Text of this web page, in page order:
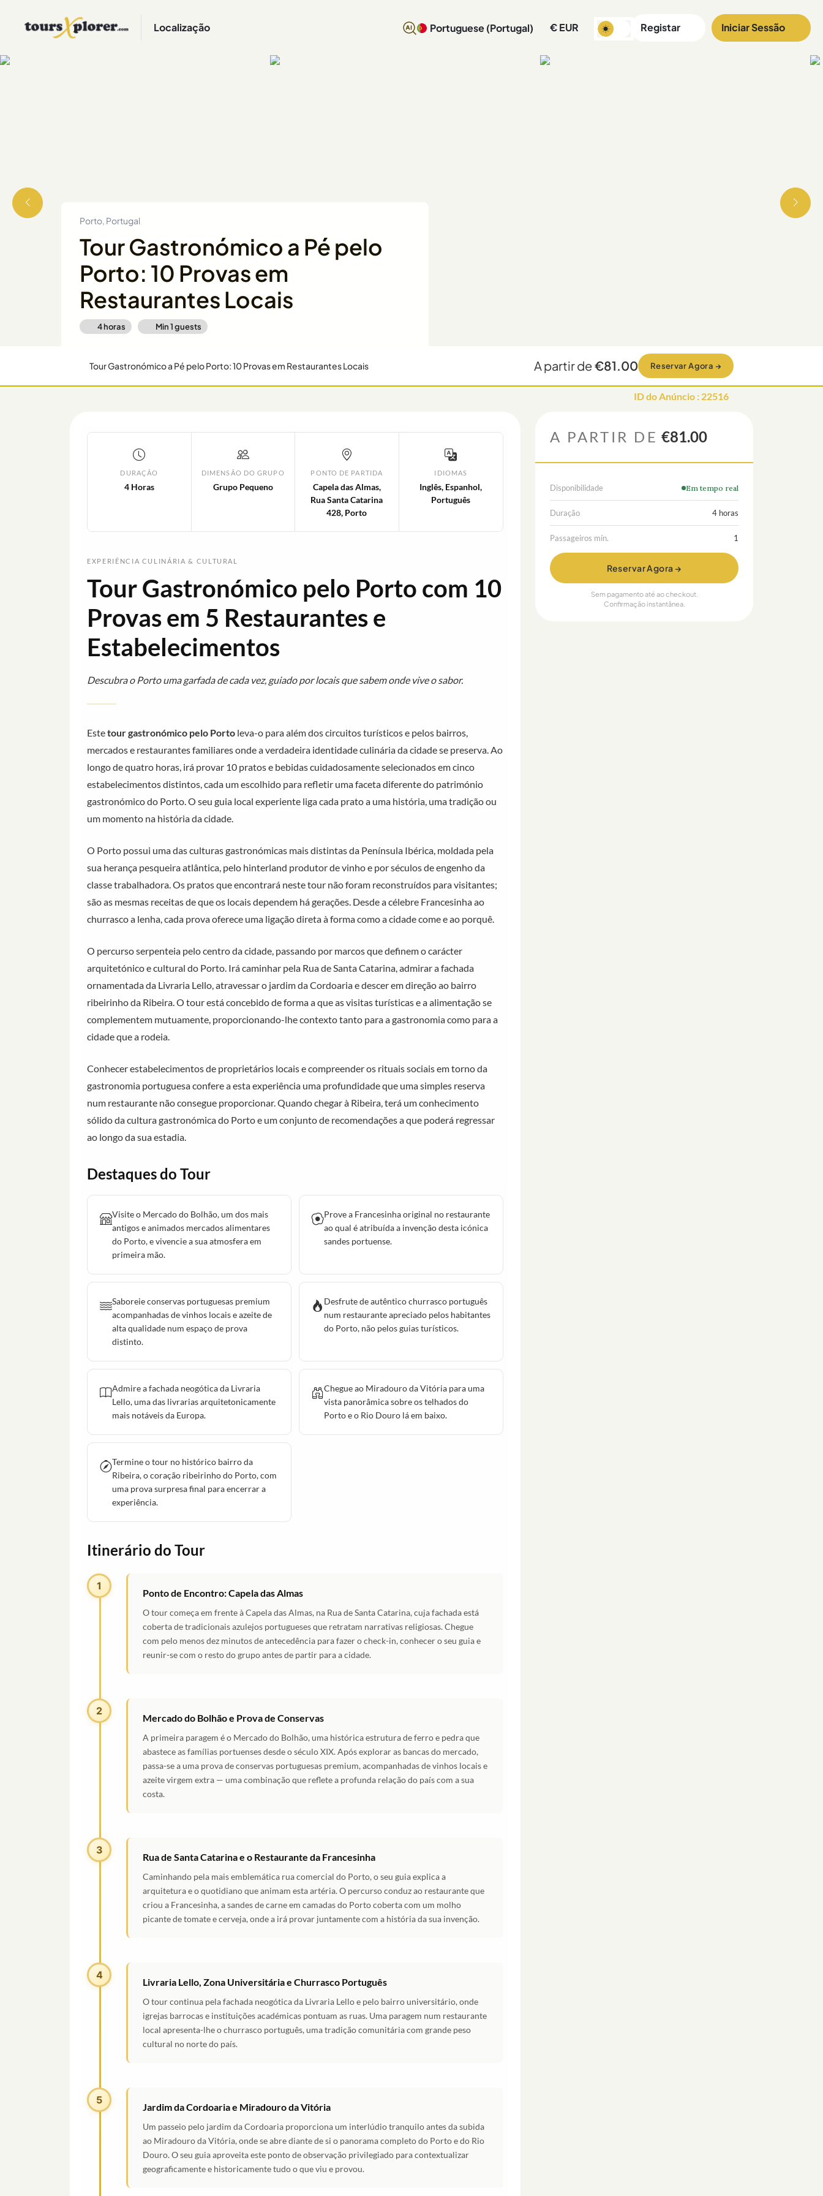
Localização Portuguese (Portugal) € EUR Registar Iniciar Sessão
Porto, Portugal
Tour Gastronómico a Pé pelo
Porto: 10 Provas em
Restaurantes Locais
4 horas Min1guests
Tour Gastronómico a Pé pelo Porto: 10 Provas em Restaurantes Locais A partir de€81.00 Reservar Agora →
ID do Anúncio : 22516
DURAÇÃO
4 Horas
DIMENSÃO DO GRUPO
Grupo Pequeno
PONTO DE PARTIDA
Capela das Almas,
Rua Santa Catarina
428, Porto
IDIOMAS
Inglês, Espanhol,
Português
EXPERIÊNCIA CULINÁRIA & CULTURAL
Tour Gastronómico pelo Porto com 10
Provas em 5 Restaurantes e
Estabelecimentos
Descubra o Porto uma garfada de cada vez, guiado por locais que sabem onde vive o sabor.
Estetour gastronómico pelo Porto leva-o para além dos circuitos turísticos e pelos bairros,
mercados e restaurantes familiares onde a verdadeira identidade culinária da cidade se preserva. Ao
longo de quatro horas, irá provar 10 pratos e bebidas cuidadosamente selecionados em cinco
estabelecimentos distintos, cada um escolhido para refletir uma faceta diferente do património
gastronómico do Porto. O seu guia local experiente liga cada prato a uma história, uma tradição ou
um momento na história da cidade.
O Porto possui uma das culturas gastronómicas mais distintas da Península Ibérica, moldada pela
sua herança pesqueira atlântica, pelo hinterland produtor de vinho e por séculos de engenho da
classe trabalhadora. Os pratos que encontrará neste tour não foram reconstruídos para visitantes;
são as mesmas receitas de que os locais dependem há gerações. Desde a célebre Francesinha ao
churrasco a lenha, cada prova oferece uma ligação direta à forma como a cidade come e ao porquê.
O percurso serpenteia pelo centro da cidade, passando por marcos que definem o carácter
arquitetónico e cultural do Porto. Irá caminhar pela Rua de Santa Catarina, admirar a fachada
ornamentada da Livraria Lello, atravessar o jardim da Cordoaria e descer em direção ao bairro
ribeirinho da Ribeira. O tour está concebido de forma a que as visitas turísticas e a alimentação se
complementem mutuamente, proporcionando-lhe contexto tanto para a gastronomia como para a
cidade que a rodeia.
Conhecer estabelecimentos de proprietários locais e compreender os rituais sociais em torno da
gastronomia portuguesa confere a esta experiência uma profundidade que uma simples reserva
num restaurante não consegue proporcionar. Quando chegar à Ribeira, terá um conhecimento
sólido da cultura gastronómica do Porto e um conjunto de recomendações a que poderá regressar
ao longo da sua estadia.
Destaques do Tour
Visite o Mercado do Bolhão, um dos mais
antigos e animados mercados alimentares
do Porto, e vivencie a sua atmosfera em
primeira mão.
Prove a Francesinha original no restaurante
ao qual é atribuída a invenção desta icónica
sandes portuense.
Saboreie conservas portuguesas premium
acompanhadas de vinhos locais e azeite de
alta qualidade num espaço de prova
distinto.
Desfrute de autêntico churrasco português
num restaurante apreciado pelos habitantes
do Porto, não pelos guias turísticos.
Admire a fachada neogótica da Livraria
Lello, uma das livrarias arquitetonicamente
mais notáveis da Europa.
Chegue ao Miradouro da Vitória para uma
vista panorâmica sobre os telhados do
Porto e o Rio Douro lá em baixo.
Termine o tour no histórico bairro da
Ribeira, o coração ribeirinho do Porto, com
uma prova surpresa final para encerrar a
experiência.
Itinerário do Tour
1
Ponto de Encontro: Capela das Almas
O tour começa em frente à Capela das Almas, na Rua de Santa Catarina, cuja fachada está
coberta de tradicionais azulejos portugueses que retratam narrativas religiosas. Chegue
com pelo menos dez minutos de antecedência para fazer o check-in, conhecer o seu guia e
reunir-se com o resto do grupo antes de partir para a cidade.
2
Mercado do Bolhão e Prova de Conservas
A primeira paragem é o Mercado do Bolhão, uma histórica estrutura de ferro e pedra que
abastece as famílias portuenses desde o século XIX. Após explorar as bancas do mercado,
passa-se a uma prova de conservas portuguesas premium, acompanhadas de vinhos locais e
azeite virgem extra — uma combinação que reflete a profunda relação do país com a sua
costa.
3
Rua de Santa Catarina e o Restaurante da Francesinha
Caminhando pela mais emblemática rua comercial do Porto, o seu guia explica a
arquitetura e o quotidiano que animam esta artéria. O percurso conduz ao restaurante que
criou a Francesinha, a sandes de carne em camadas do Porto coberta com um molho
picante de tomate e cerveja, onde a irá provar juntamente com a história da sua invenção.
4
Livraria Lello, Zona Universitária e Churrasco Português
O tour continua pela fachada neogótica da Livraria Lello e pelo bairro universitário, onde
igrejas barrocas e instituições académicas pontuam as ruas. Uma paragem num restaurante
local apresenta-lhe o churrasco português, uma tradição comunitária com grande peso
cultural no norte do país.
5
Jardim da Cordoaria e Miradouro da Vitória
Um passeio pelo jardim da Cordoaria proporciona um interlúdio tranquilo antes da subida
ao Miradouro da Vitória, onde se abre diante de si o panorama completo do Porto e do Rio
Douro. O seu guia aproveita este ponto de observação privilegiado para contextualizar
geograficamente e historicamente tudo o que viu e provou.
A PARTIR DE €81.00
Disponibilidade Em tempo real
Duração 4 horas
Passageiros mín. 1
Reservar Agora →
Sem pagamento até ao checkout.
Confirmação instantânea.